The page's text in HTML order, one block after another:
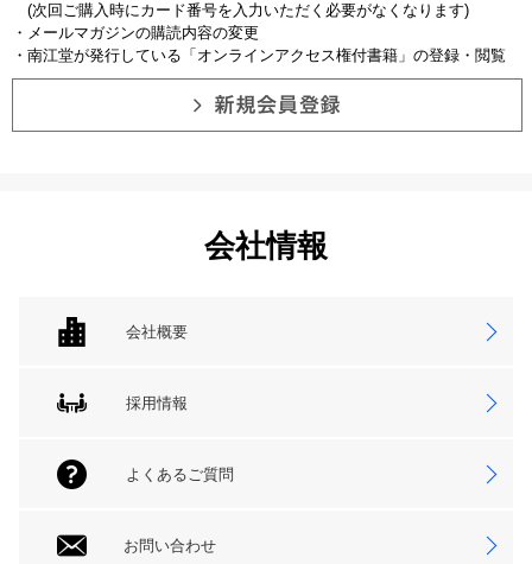
(次回ご購入時にカード番号を入力いただく必要がなくなります)
・メールマガジンの購読内容の変更
・南江堂が発行している「オンラインアクセス権付書籍」の登録・閲覧
会社情報
会社概要
採用情報
よくあるご質問
お問い合わせ